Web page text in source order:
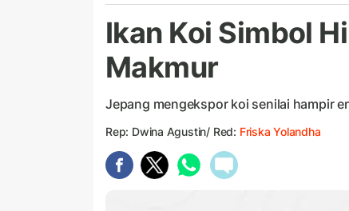
Ikan Koi Simbol
Makmur
Jepang mengekspor koi senilai hampir
Rep: Dwina Agustin/ Red: Friska Yolandha